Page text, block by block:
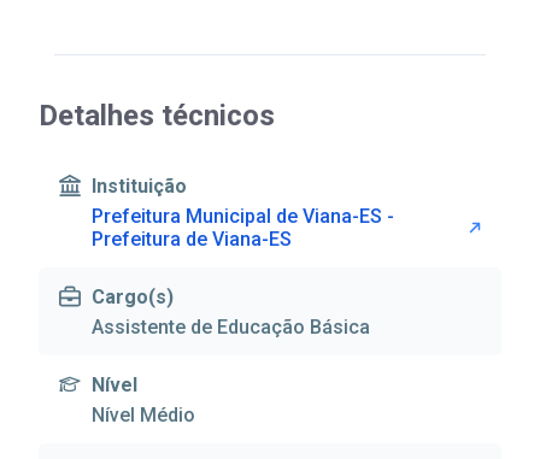
Detalhes técnicos
Instituição
Prefeitura Municipal de Viana-ES -
Prefeitura de Viana-ES
Cargo(s)
Assistente de Educação Básica
Nível
Nível Médio